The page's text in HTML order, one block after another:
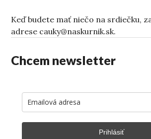
Keď budete mať niečo na srdiečku,
adrese cauky@naskurnik.sk.
Chcem newsletter
Prihlásiť